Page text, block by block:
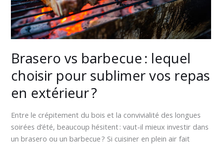
Brasero vs barbecue : lequel
choisir pour sublimer vos repas
en extérieur ?
Entre le crépitement du bois et la convivialité des longues
soirées d’été, beaucoup hésitent : vaut-il mieux investir dans
un brasero ou un barbecue ? Si cuisiner en plein air fait
repas
en
extérieur ?